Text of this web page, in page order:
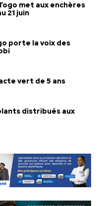
met aux enchères
21 juin
porte la voix des
vert de 5 ans
distribués aux